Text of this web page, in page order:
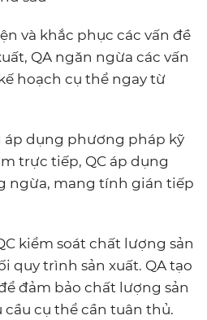
và khắc phục các vấn đề
QA ngăn ngừa các vấn
hoạch cụ thể ngay từ
áp dụng phương pháp kỹ
trực tiếp, QC áp dụng
ngừa, mang tính gián tiếp
kiểm soát chất lượng sản
quy trình sản xuất. QA tạo
đảm bảo chất lượng sản
cầu cụ thể cần tuân thủ.